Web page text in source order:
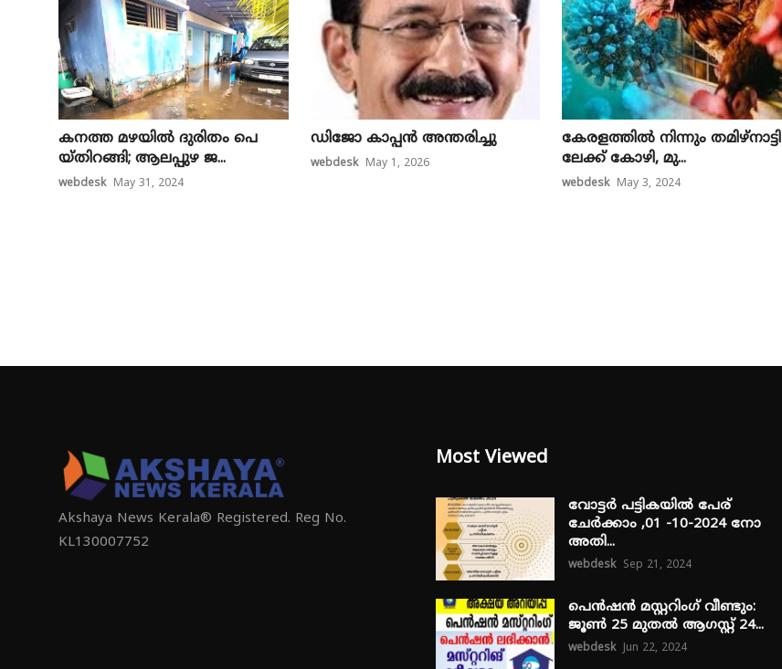
ക​ന​ത്ത​ മ​ഴ​യി​ൽ ദു​രി​തം പെ​
യ്തി​റ​ങ്ങി; ആ​ല​പ്പു​ഴ ജ...
webdesk May 31, 2024
ഡി​ജോ കാ​പ്പ​ൻ അ​ന്ത​രി​ച്ചു
webdesk May 1, 2026
കേ​ര​ള​ത്തി​ൽ നി​ന്നും ത​മി​ഴ്നാ​ട്ടി​
ലേ​ക്ക് കോ​ഴി, മു...
webdesk May 3, 2024
Akshaya News Kerala® Registered. Reg No.
KL130007752
Most Viewed
വോട്ടർ പട്ടികയിൽ പേര്
ചേർക്കാം ,01 -10-2024 നോ
അതി...
webdesk Sep 21, 2024
പെൻഷൻ മസ്റ്ററിംഗ് വീണ്ടും:
ജൂൺ 25 മുതൽ ആഗസ്റ്റ് 24...
webdesk Jun 22, 2024